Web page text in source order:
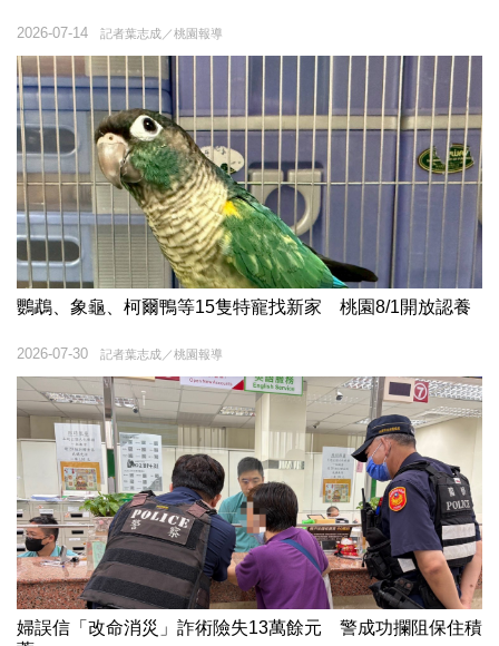
記者葉志成／桃園報導
2026-07-14
鸚鵡、象龜、柯爾鴨等15隻特寵找新家 桃園8/1開放認養
記者葉志成／桃園報導
2026-07-30
婦誤信「改命消災」詐術險失13萬餘元 警成功攔阻保住積